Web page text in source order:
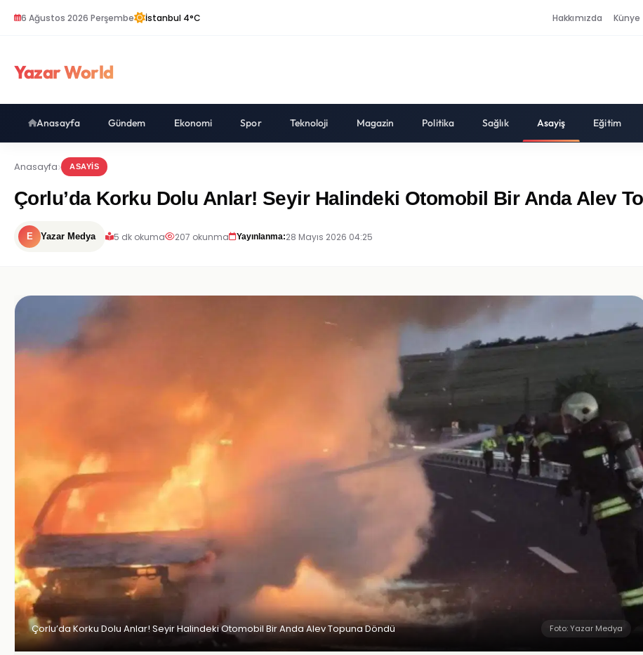
6 Ağustos 2026 Perşembe İstanbul 4°C Hakkımızda Künye
Yazar World
Anasayfa Gündem Ekonomi Spor Teknoloji Magazin Politika Sağlık Asayiş Eğitim
Anasayfa ASAYIS
Çorlu’da Korku Dolu Anlar! Seyir Halindeki Otomobil Bir Anda Alev
E Yazar Medya 5 dk okuma 207 okunma Yayınlanma:28 Mayıs 2026 04:25
Çorlu’da Korku Dolu Anlar! Seyir Halindeki Otomobil Bir Anda Alev Topuna Döndü Foto: Yazar Medya